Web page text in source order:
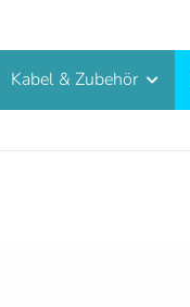
Kabel & Zubehör